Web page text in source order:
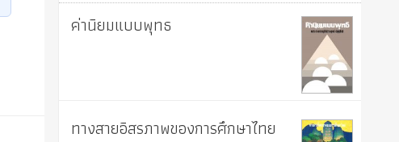
ค่านิยมแบบพุทธ
ทางสายอิสรภาพของการศึกษาไทย